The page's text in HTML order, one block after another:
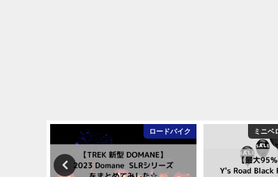
ロードバイク ミニベ